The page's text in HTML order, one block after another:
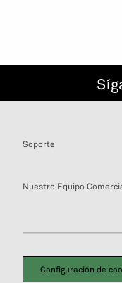
Soporte
Nuestro Equipo
Configuración de